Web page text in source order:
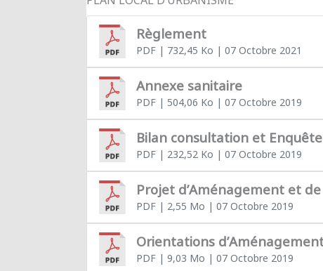
Règlement
PDF| 732,45 Ko | 07 Octobre 2021
Annexe sanitaire
PDF| 504,06 Ko | 07 Octobre 2019
Bilan consultation et
PDF| 232,52 Ko | 07 Octobre 2019
Projet d’Aménagement et
PDF| 2,55 Mo | 07 Octobre 2019
Orientations
PDF| 9,03 Mo | 07 Octobre 2019